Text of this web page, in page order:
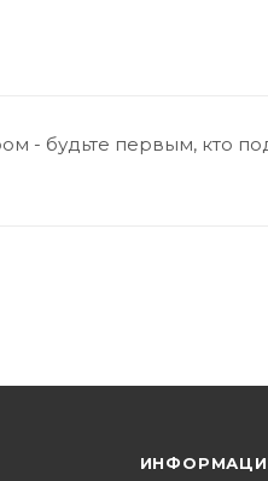
- будьте первым, кто